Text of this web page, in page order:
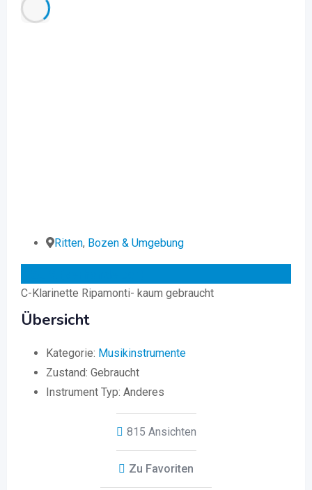
Ritten, Bozen & Umgebung
C-Klarinette Ripamonti- kaum gebraucht
Übersicht
Kategorie: Musikinstrumente
Zustand: Gebraucht
Instrument Typ: Anderes
815 Ansichten
Zu Favoriten